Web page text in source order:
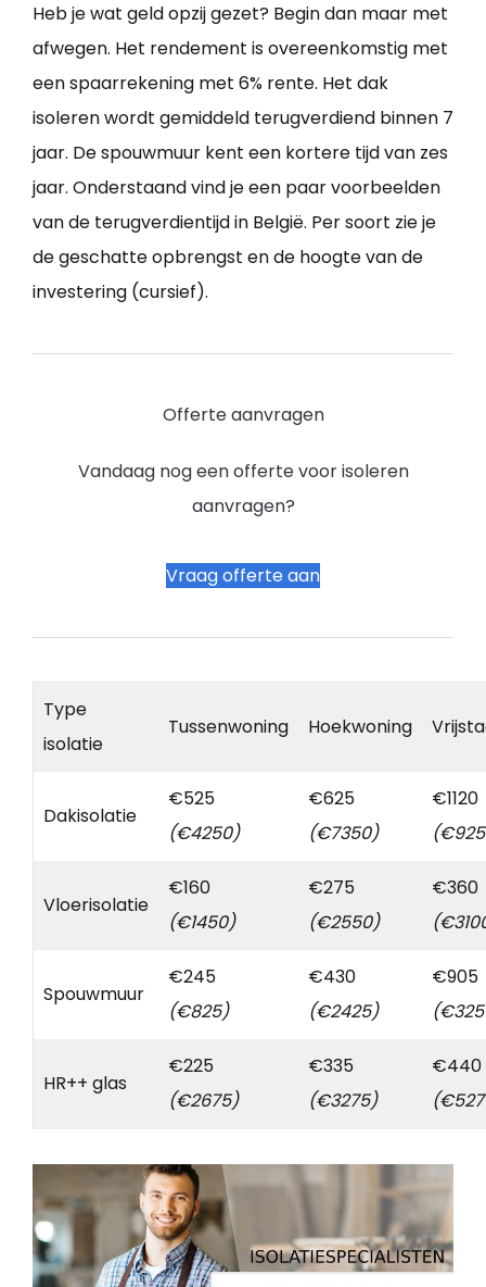
Heb je wat geld opzij gezet? Begin dan maar met
afwegen. Het rendement is overeenkomstig met
een spaarrekening met 6% rente. Het dak
isoleren wordt gemiddeld terugverdiend binnen 7
jaar. De spouwmuur kent een kortere tijd van zes
jaar. Onderstaand vind je een paar voorbeelden
van de terugverdientijd in België. Per soort zie je
de geschatte opbrengst en de hoogte van de
investering (cursief).
Offerte aanvragen
Vandaag nog een offerte voor isoleren
aanvragen?
Vraag offerte aan
Type
isolatie
Tussenwoning Hoekwoning
Dakisolatie
€525
(€4250)
€625
(€7350)
€1120
Vloerisolatie
€160
(€1450)
€275
(€2550)
€360
Spouwmuur
€245
(€825)
€430
(€2425)
€905
HR++ glas
€225
(€2675)
€335
(€3275)
€440